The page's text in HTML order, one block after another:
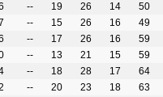
-- 19 26 14 50
-- 15 26 16 49
-- 17 26 16 59
-- 13 21 15 59
-- 18 28 17 64
-- 20 23 18 63